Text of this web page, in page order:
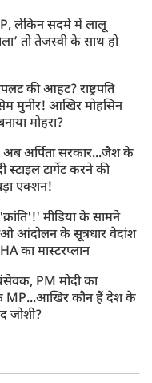
लेकिन सदमे में लालू
तो तेजस्वी के साथ हो
की आहट? राष्ट्रपति
मुनीर! आखिर मोहसिन
मोहरा?
अर्पिता सरकार...जैश के
स्टाइल टार्गेट करने की
एक्शन!
मीडिया के सामने
आंदोलन के सूत्रधार वेदांश
का मास्टरप्लान
PM मोदी का
MP...आखिर कौन हैं देश के
जोशी?